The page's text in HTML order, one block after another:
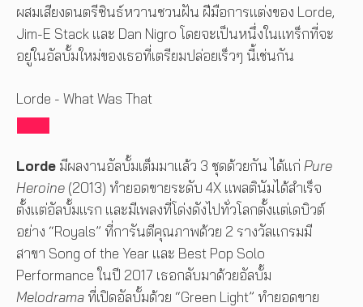
ผสมเสียงดนตรีซินธ์หวานชวนฝัน ฝีมือการแต่งของ Lorde,
Jim-E Stack และ Dan Nigro โดยจะเป็นหนึ่งในแทร็กที่จะ
อยู่ในอัลบั้มใหม่ของเธอที่เตรียมปล่อยเร็วๆ นี้เช่นกัน
Lorde - What Was That
Lorde มีผลงานอัลบั้มเต็มมาแล้ว 3 ชุดด้วยกัน ได้แก่ Pure
Heroine (2013) ทำยอดขายระดับ 4X แพลตินัมได้สำเร็จ
ตั้งแต่อัลบั้มแรก และมีเพลงที่โด่งดังไปทั่วโลกตั้งแต่เดบิวต์
อย่าง “Royals” ที่การันตีคุณภาพด้วย 2 รางวัลแกรมมี
สาขา Song of the Year และ Best Pop Solo
Performance ในปี 2017 เธอกลับมาด้วยอัลบั้ม
Melodrama ที่เปิดอัลบั้มด้วย “Green Light” ทำยอดขาย